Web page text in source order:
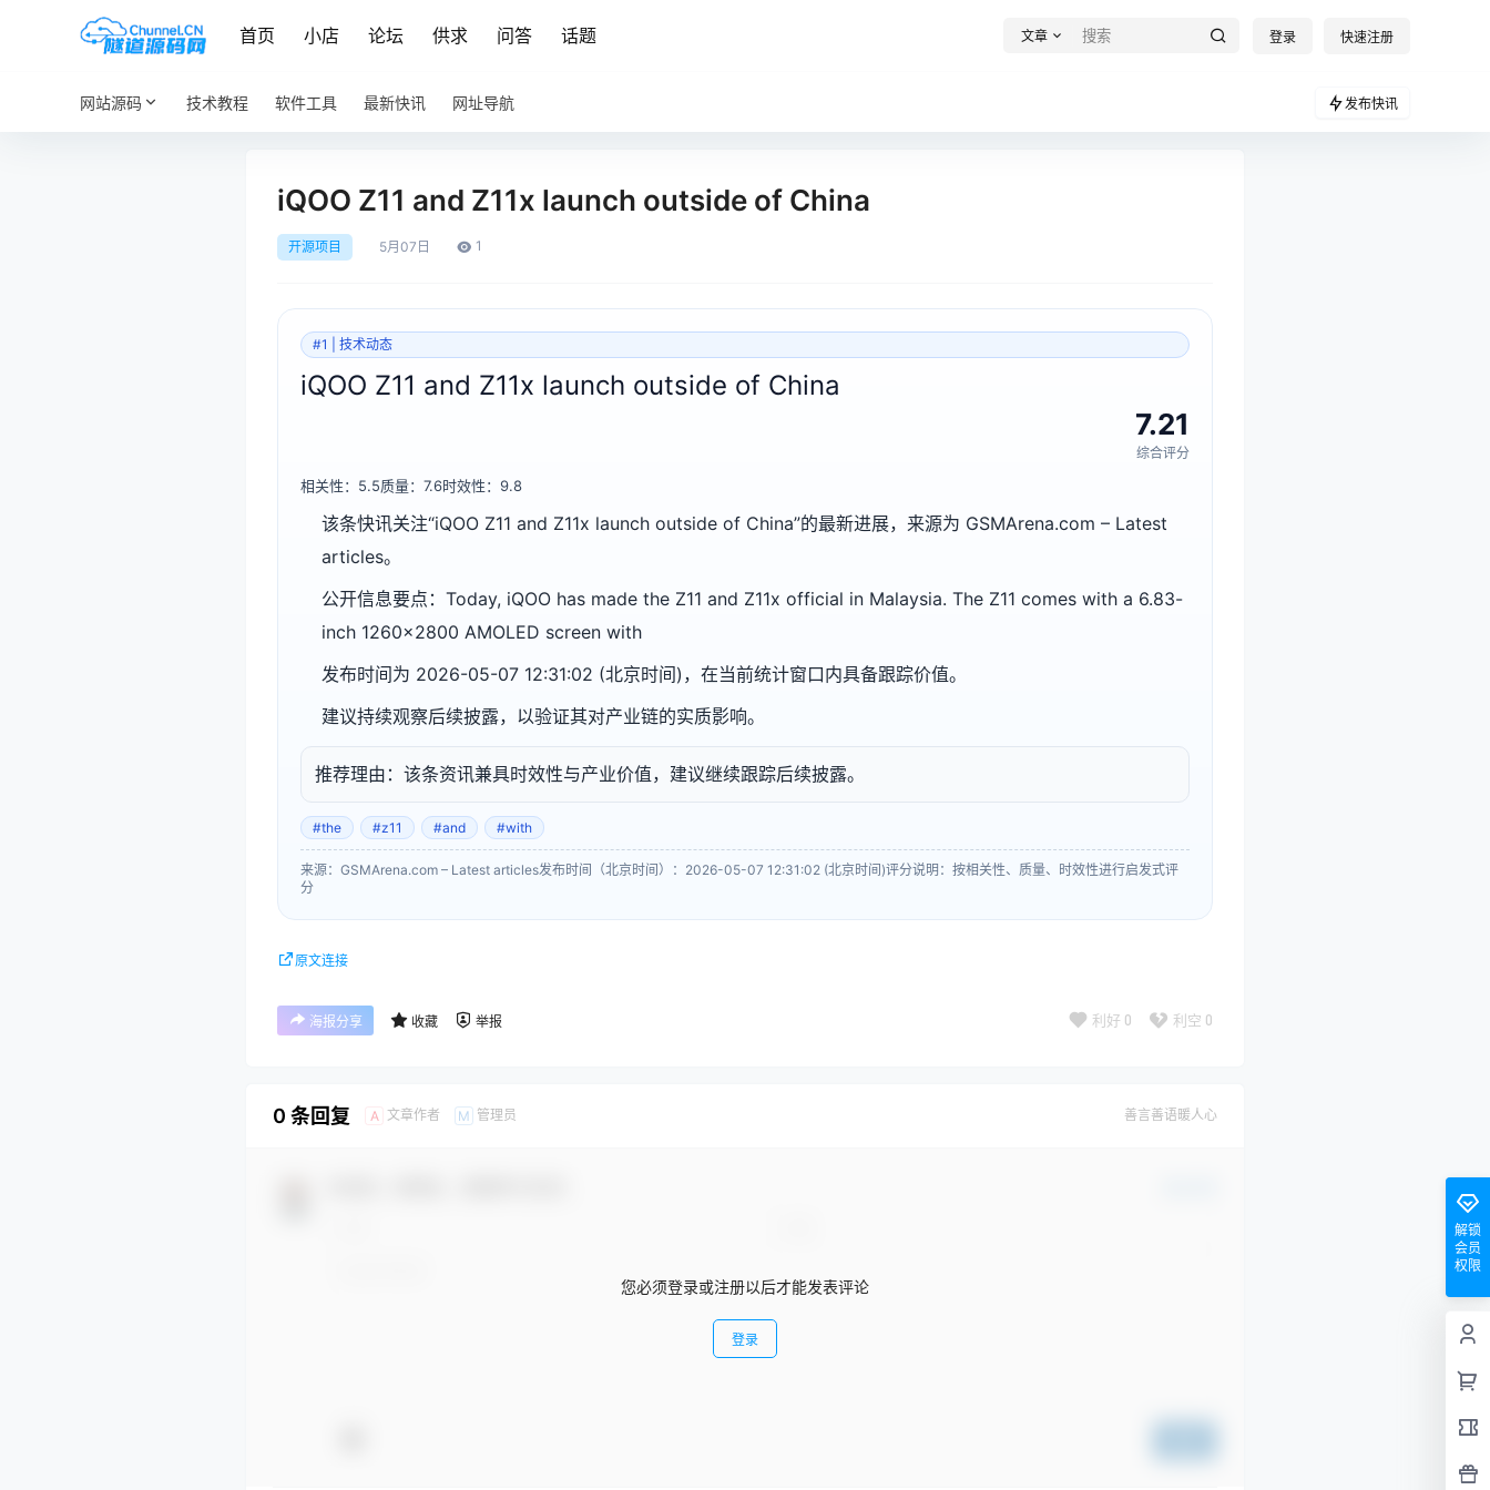
首页 小店 论坛 供求 问答 话题 文章 登录 快速注册
网站源码 技术教程 软件工具 最新快讯 网址导航 发布快讯
iQOO Z11 and Z11x launch outside of China
开源项目 5月 07日 1
#1 | 技术动态
iQOO Z11 and Z11x launch outside of China
7.21
综合评分
相关性：5.5质量：7.6时效性：9.8
该条快讯关注“iQOO Z11 and Z11x launch outside of China”的最新进展，来源为 GSMArena.com – Latest
articles。
公开信息要点：Today, iQOO has made the Z11 and Z11x official in Malaysia. The Z11 comes with a 6.83-
inch 1260×2800 AMOLED screen with
发布时间为 2026-05-07 12:31:02 (北京时间)，在当前统计窗口内具备跟踪价值。
建议持续观察后续披露，以验证其对产业链的实质影响。
推荐理由：该条资讯兼具时效性与产业价值，建议继续跟踪后续披露。
#the #z11 #and #with
来源：GSMArena.com – Latest articles发布时间（北京时间）：2026-05-07 12:31:02 (北京时间)评分说明：按相关性、质量、时效性进行启发式评
分
原文连接
海报分享 收藏 举报 利好 0 利空 0
0 条回复 A 文章作者 M 管理员 善言善语暖人心
您必须登录或注册以后才能发表评论
登录
解锁
会员
权限